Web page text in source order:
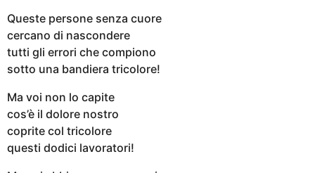
Queste persone senza cuore
cercano di nascondere
tutti gli errori che compiono
sotto una bandiera tricolore!
Ma voi non lo capite
cos’è il dolore nostro
coprite col tricolore
questi dodici lavoratori!